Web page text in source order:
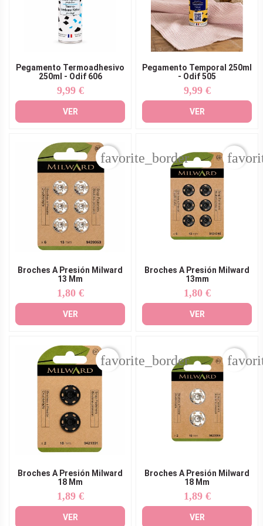
Pegamento Termoadhesivo
250ml - Odif 606
Precio
9,99 €
VER
Pegamento Temporal 250ml
- Odif 505
Precio
9,99 €
VER
Broches A Presión Milward
13 Mm
Precio
1,80 €
VER
favorite_border
Broches A Presión Milward
13mm
Precio
1,80 €
VER
Broches A Presión Milward
18 Mm
Precio
1,89 €
VER
favorite_border
Broches A Presión Milward
18 Mm
Precio
1,89 €
VER